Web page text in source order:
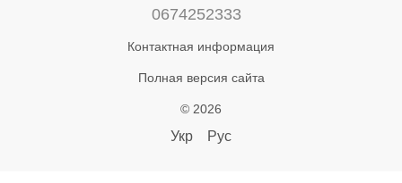
0674252333
Контактная информация
Полная версия сайта
© 2026
Укр Рус